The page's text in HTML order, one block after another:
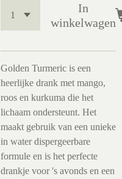
In
winkelwagen
Golden Turmeric is een
heerlijke drank met mango,
roos en kurkuma die het
lichaam ondersteunt. Het
maakt gebruik van een unieke
in water dispergeerbare
formule en is het perfecte
drankje voor 's avonds en een